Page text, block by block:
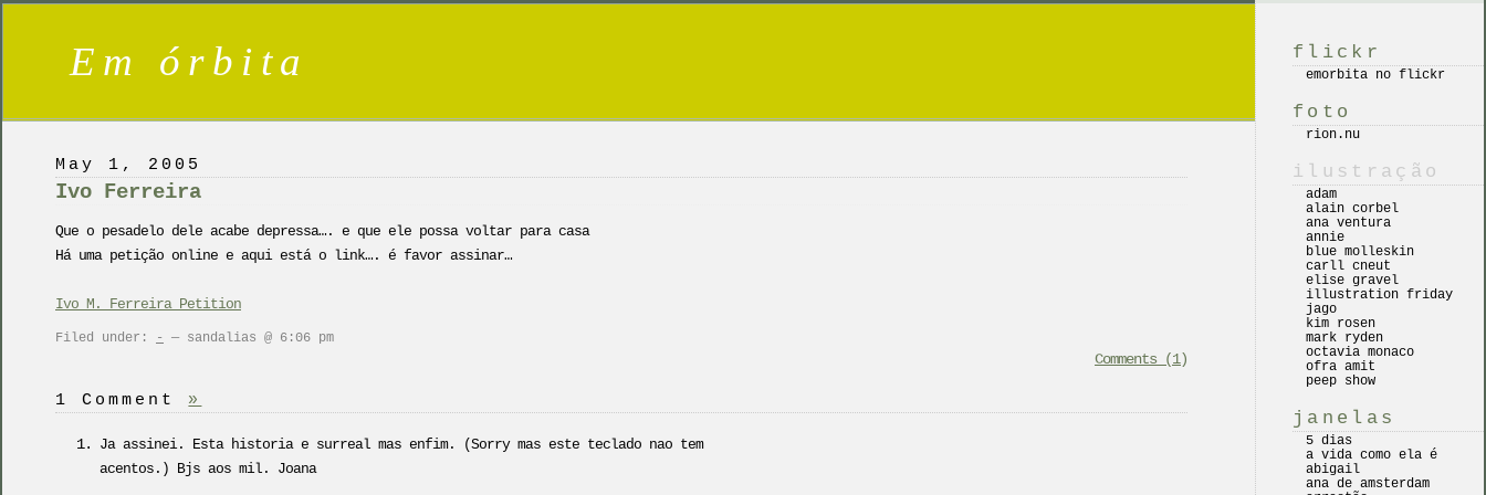
Em órbita
May 1, 2005
Ivo Ferreira
Que o pesadelo dele acabe depressa…. e que ele possa voltar para casa
Há uma petição online e aqui está o link…. é favor assinar…
Ivo M. Ferreira Petition
Filed under: - — sandalias @ 6:06 pm
Comments (1)
1 Comment »
Ja assinei. Esta historia e surreal mas enfim. (Sorry mas este teclado nao tem
acentos.) Bjs aos mil. Joana
flickr
emorbita no flickr
foto
rion.nu
ilustração
adam
alain corbel
ana ventura
annie
blue molleskin
carll cneut
elise gravel
illustration friday
jago
kim rosen
mark ryden
octavia monaco
ofra amit
peep show
janelas
5 dias
a vida como ela é
abigail
ana de amsterdam